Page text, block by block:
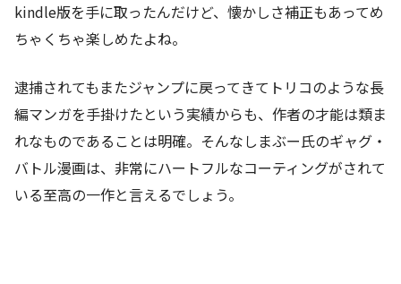
kindle版を手に取ったんだけど、懐かしさ補正もあってめ
ちゃくちゃ楽しめたよね。
逮捕されてもまたジャンプに戻ってきてトリコのような長
編マンガを手掛けたという実績からも、作者の才能は類ま
れなものであることは明確。そんなしまぶー氏のギャグ・
バトル漫画は、非常にハートフルなコーティングがされて
いる至高の一作と言えるでしょう。